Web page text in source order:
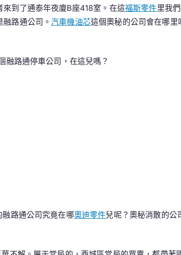
車
材
來到了通泰年夜廈B座418室。在這福斯零件里我
融路通公司。汽車機油芯這個奧秘的公司會在哪里
融路通停車公司，在這兒嗎？
路通公司究竟在哪奧迪零件兒呢？奧秘消散的公